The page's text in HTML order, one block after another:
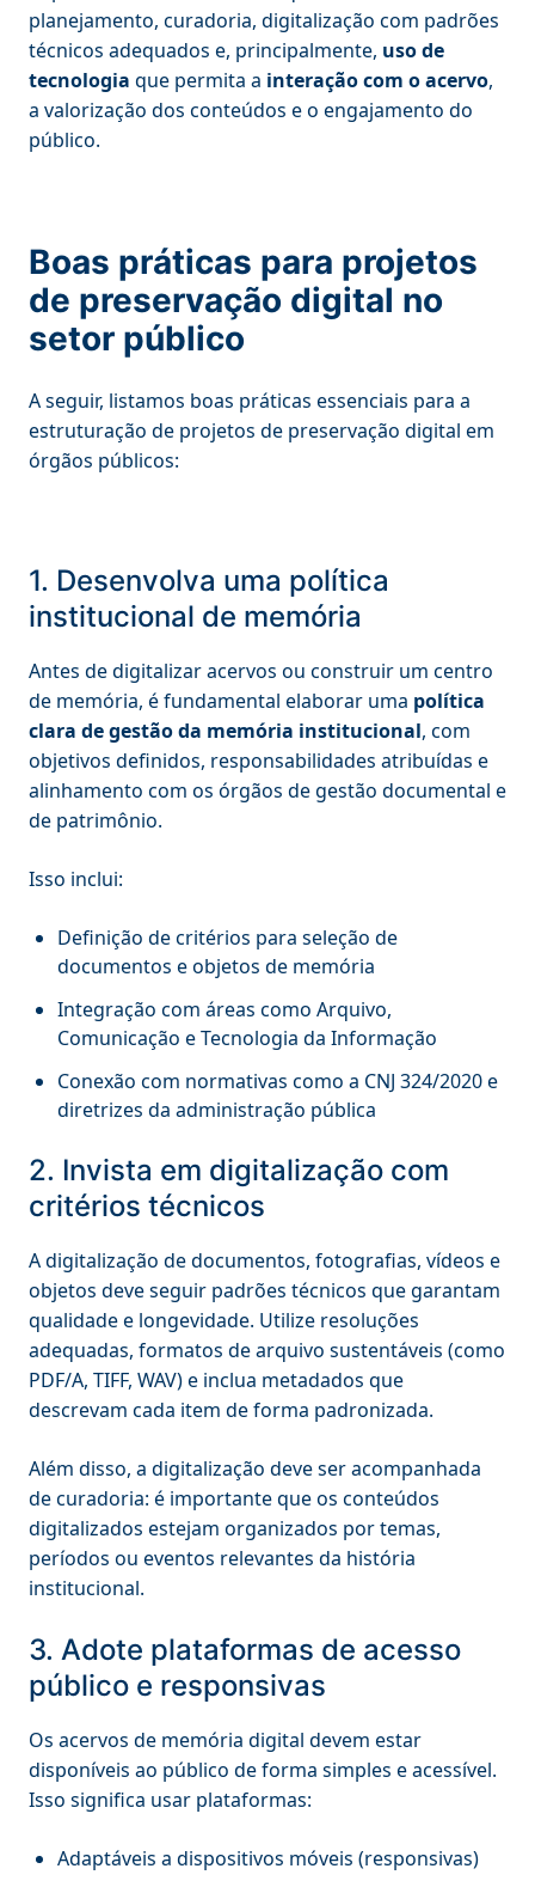
planejamento, curadoria, digitalização com padrões
técnicos adequados e, principalmente, uso de
tecnologia que permita a interação com o acervo,
a valorização dos conteúdos e o engajamento do
público.
Boas práticas para projetos
de preservação digital no
setor público
A seguir, listamos boas práticas essenciais para a
estruturação de projetos de preservação digital em
órgãos públicos:
1. Desenvolva uma política
institucional de memória
Antes de digitalizar acervos ou construir um centro
de memória, é fundamental elaborar uma política
clara de gestão da memória institucional, com
objetivos definidos, responsabilidades atribuídas e
alinhamento com os órgãos de gestão documental e
de patrimônio.
Isso inclui:
Definição de critérios para seleção de
documentos e objetos de memória
Integração com áreas como Arquivo,
Comunicação e Tecnologia da Informação
Conexão com normativas como a CNJ 324/2020 e
diretrizes da administração pública
2. Invista em digitalização com
critérios técnicos
A digitalização de documentos, fotografias, vídeos e
objetos deve seguir padrões técnicos que garantam
qualidade e longevidade. Utilize resoluções
adequadas, formatos de arquivo sustentáveis (como
PDF/A, TIFF, WAV) e inclua metadados que
descrevam cada item de forma padronizada.
Além disso, a digitalização deve ser acompanhada
de curadoria: é importante que os conteúdos
digitalizados estejam organizados por temas,
períodos ou eventos relevantes da história
institucional.
3. Adote plataformas de acesso
público e responsivas
Os acervos de memória digital devem estar
disponíveis ao público de forma simples e acessível.
Isso significa usar plataformas:
Adaptáveis a dispositivos móveis (responsivas)